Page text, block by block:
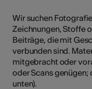
Wir suchen
Zeichnungen, Stoffe
Beiträge, die mit
verbunden sind.
mitgebracht oder
oder Scans genügen;
unten).